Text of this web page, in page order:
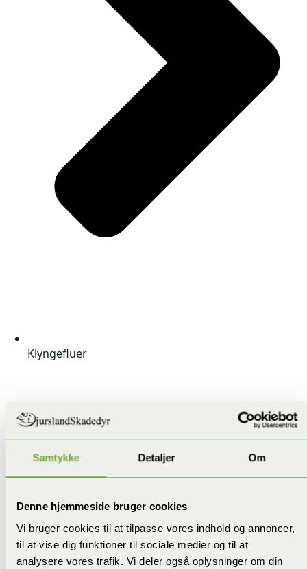
Samtykke Detaljer Om
Denne hjemmeside bruger cookies
Vi bruger cookies til at tilpasse vores indhold og annoncer,
til at vise dig funktioner til sociale medier og til at
analysere vores trafik. Vi deler også oplysninger om din
Klyngefluer